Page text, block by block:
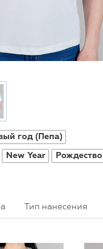
год (Пепа)
New Year Рождество
Тип нанесения